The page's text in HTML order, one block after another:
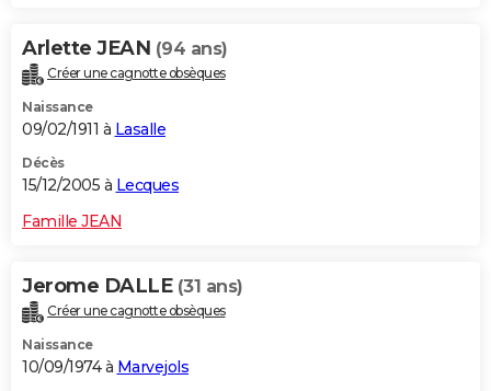
Arlette JEAN (94 ans)
Créer une cagnotte obsèques
Naissance
09/02/1911 à Lasalle
Décès
15/12/2005 à Lecques
Famille JEAN
Jerome DALLE (31 ans)
Créer une cagnotte obsèques
Naissance
10/09/1974 à Marvejols